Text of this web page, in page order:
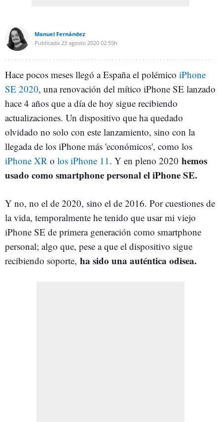
Manuel Fernández
Publicada 23 agosto 2020 02:55h
Hace pocos meses llegó a España el polémico iPhone
SE 2020, una renovación del mítico iPhone SE lanzado
hace 4 años que a día de hoy sigue recibiendo
actualizaciones. Un dispositivo que ha quedado
olvidado no solo con este lanzamiento, sino con la
llegada de los iPhone más 'económicos', como los
iPhone XR o los iPhone 11. Y en pleno 2020 hemos
usado como smartphone personal el iPhone SE.
Y no, no el de 2020, sino el de 2016. Por cuestiones de
la vida, temporalmente he tenido que usar mi viejo
iPhone SE de primera generación como smartphone
personal; algo que, pese a que el dispositivo sigue
recibiendo soporte, ha sido una auténtica odisea.